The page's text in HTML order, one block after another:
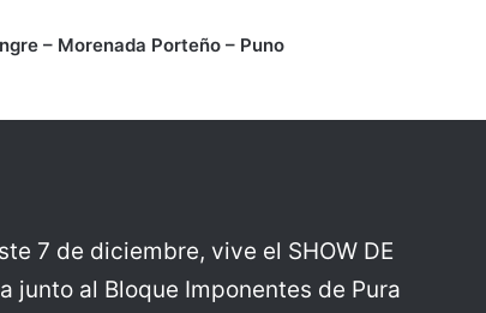
– Morenada Porteño – Puno
7 de diciembre, vive el SHOW DE
junto al Bloque Imponentes de Pura